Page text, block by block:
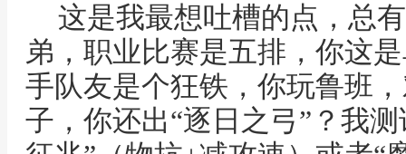
这是我最想吐槽的点，总
弟，职业比赛是五排，你这
手队友是个狂铁，你玩鲁班
子，你还出“逐日之弓”？我